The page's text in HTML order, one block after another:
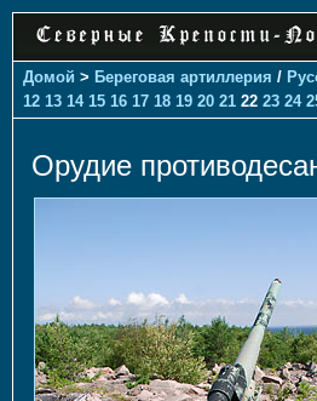
Домой > Береговая артиллерия /
12 13 14 15 16 17 18 19 20 21 22 23 24
Орудие